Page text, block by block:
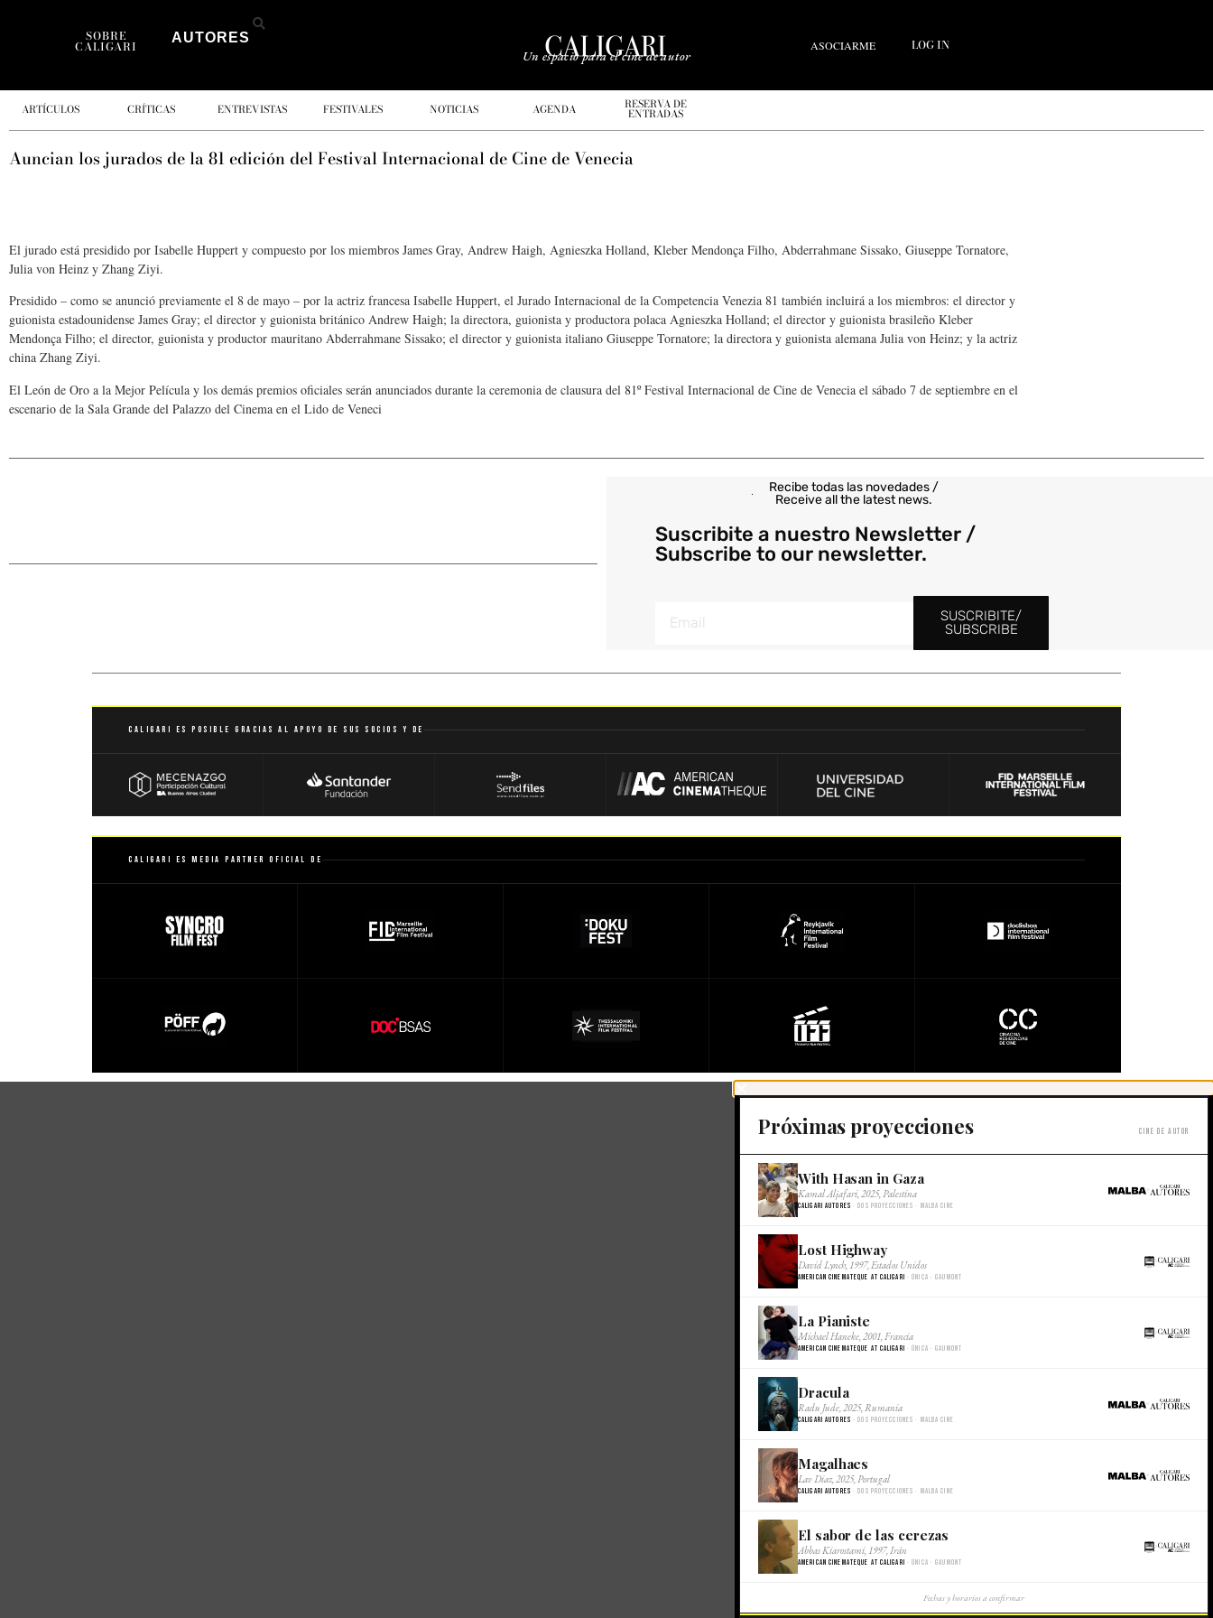
AUTORES
SOBRE
CALIGARI
Un espacio para el cine de autor
ASOCIARME LOG IN
ARTÍCULOS CRÍTICAS ENTREVISTAS FESTIVALES NOTICIAS AGENDA RESERVA DE
ENTRADAS
Auncian los jurados de la 81 edición del Festival Internacional de Cine de Venecia
El jurado está presidido por Isabelle Huppert y compuesto por los miembros James Gray, Andrew Haigh, Agnieszka Holland, Kleber Mendonça Filho, Abderrahmane Sissako, Giuseppe Tornatore,
Julia von Heinz y Zhang Ziyi.
Presidido – como se anunció previamente el 8 de mayo – por la actriz francesa Isabelle Huppert, el Jurado Internacional de la Competencia Venezia 81 también incluirá a los miembros: el director y
guionista estadounidense James Gray; el director y guionista británico Andrew Haigh; la directora, guionista y productora polaca Agnieszka Holland; el director y guionista brasileño Kleber
Mendonça Filho; el director, guionista y productor mauritano Abderrahmane Sissako; el director y guionista italiano Giuseppe Tornatore; la directora y guionista alemana Julia von Heinz; y la actriz
china Zhang Ziyi.
El León de Oro a la Mejor Película y los demás premios oficiales serán anunciados durante la ceremonia de clausura del 81º Festival Internacional de Cine de Venecia el sábado 7 de septiembre en el
escenario de la Sala Grande del Palazzo del Cinema en el Lido de Veneci
Recibe todas las novedades /
Receive all the latest news.
Suscribite a nuestro Newsletter /
Subscribe to our newsletter.
SUSCRIBITE/
SUBSCRIBE
Caligari es posible gracias al apoyo de sus socios y de
Caligari es Media Partner Oficial de
Próximas proyecciones Cine de autor
With Hasan in Gaza
Kamal Aljafari, 2025, Palestina
Caligari Autores · Dos proyecciones · Malba Cine
×
Lost Highway
David Lynch, 1997, Estados Unidos
American Cinemateque at Caligari · Única · Gaumont
×
La Pianiste
Michael Haneke, 2001, Francia
American Cinemateque at Caligari · Única · Gaumont
×
Dracula
Radu Jude, 2025, Rumania
Caligari Autores · Dos proyecciones · Malba Cine
×
Magalhaes
Lav Diaz, 2025, Portugal
Caligari Autores · Dos proyecciones · Malba Cine
×
El sabor de las cerezas
Abbas Kiarostami, 1997, Irán
American Cinemateque at Caligari · Única · Gaumont
×
Fechas y horarios a confirmar